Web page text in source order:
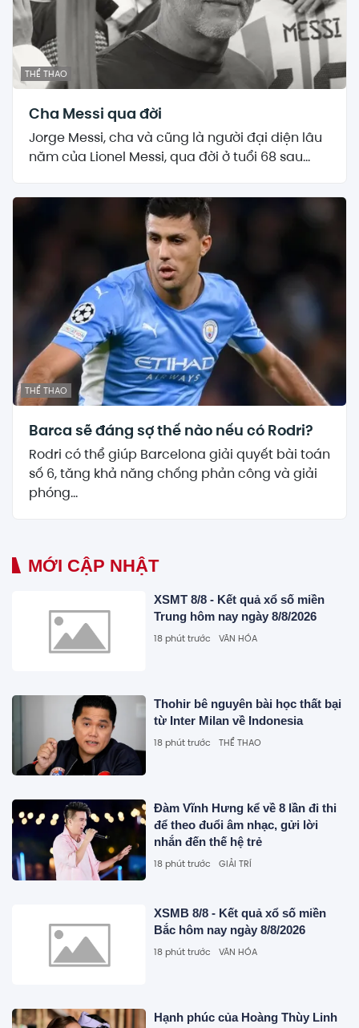
THỂ THAO
Cha Messi qua đời
Jorge Messi, cha và cũng là người đại diện lâu
năm của Lionel Messi, qua đời ở tuổi 68 sau...
THỂ THAO
Barca sẽ đáng sợ thế nào nếu có Rodri?
Rodri có thể giúp Barcelona giải quyết bài toán
số 6, tăng khả năng chống phản công và giải
phóng...
MỚI CẬP NHẬT
XSMT 8/8 - Kết quả xổ số miền
Trung hôm nay ngày 8/8/2026
18 phút trước VĂN HÓA
Thohir bê nguyên bài học thất bại
từ Inter Milan về Indonesia
18 phút trước THỂ THAO
Đàm Vĩnh Hưng kể về 8 lần đi thi
để theo đuổi âm nhạc, gửi lời
nhắn đến thế hệ trẻ
18 phút trước GIẢI TRÍ
XSMB 8/8 - Kết quả xổ số miền
Bắc hôm nay ngày 8/8/2026
18 phút trước VĂN HÓA
Hạnh phúc của Hoàng Thùy Linh